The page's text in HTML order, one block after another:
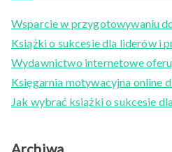
Wsparcie w przygotowywaniu
Książki o sukcesie dla liderów i
Wydawnictwo internetowe
Księgarnia motywacyjna online
Jak wybrać książki o sukcesie
Archiwa